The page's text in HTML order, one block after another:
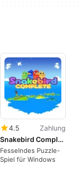
4.5
Zahlung
Snakebird Complete
Fesselndes Puzzle-
Spiel für Windows